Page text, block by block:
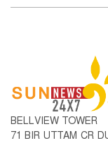
BELLVIEW TOWER
71 BIR UTTAM CR